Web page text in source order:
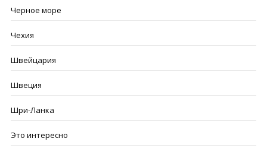
Черное море
Чехия
Швейцария
Швеция
Шри-Ланка
Это интересно